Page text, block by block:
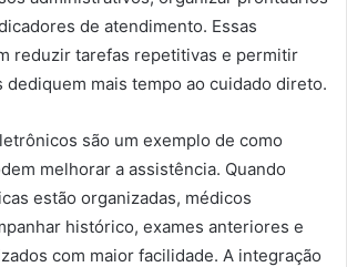
de atendimento. Essas
reduzir tarefas repetitivas e permitir
mais tempo ao cuidado direto.
são um exemplo de como
melhorar a assistência. Quando
estão organizadas, médicos
histórico, exames anteriores e
com maior facilidade. A integração